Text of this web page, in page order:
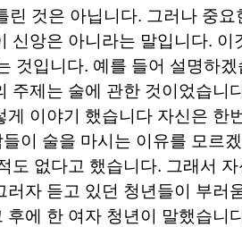
린 것은 아닙니다. 그러나 중요
신앙은 아니라는 말입니다. 이
것입니다. 예를 들어 설명하겠
주제는 술에 관한 것이었습니
이야기 했습니다 자신은 한
들이 술을 마시는 이유를 모르
도 없다고 했습니다. 그래서 자
러자 듣고 있던 청년들이 부러
후에 한 여자 청년이 말했습니